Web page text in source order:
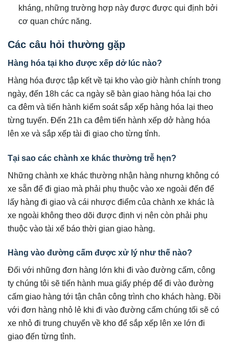
kháng, những trường hợp này được được qui định bởi
cơ quan chức năng.
Các câu hỏi thường gặp
Hàng hóa tại kho được xếp dở lúc nào?
Hàng hóa được tập kết về tại kho vào giờ hành chính trong
ngày, đến 18h các ca ngày sẽ bàn giao hàng hóa lại cho
ca đêm và tiến hành kiểm soát sắp xếp hàng hóa lại theo
từng tuyến. Đến 21h ca đêm tiến hành xếp dở hàng hóa
lên xe và sắp xếp tài đi giao cho từng tỉnh.
Tại sao các chành xe khác thường trễ hẹn?
Những chành xe khác thường nhận hàng nhưng không có
xe sẵn để đi giao mà phải phụ thuộc vào xe ngoài đến để
lấy hàng đi giao và cái nhược điểm của chành xe khác là
xe ngoài không theo dõi được định vị nên còn phải phụ
thuộc vào tài xế báo thời gian giao hàng.
Hàng vào đường cấm được xử lý như thế nào?
Đối với những đơn hàng lớn khi đi vào đường cấm, công
ty chúng tôi sẽ tiến hành mua giấy phép để đi vào đường
cấm giao hàng tới tận chân công trình cho khách hàng. Đồi
với đơn hàng nhỏ lẻ khi đi vào đường cấm chúng tối sẽ có
xe nhỏ đi trung chuyển về kho để sắp xếp lên xe lớn đi
giao đến từng tỉnh.